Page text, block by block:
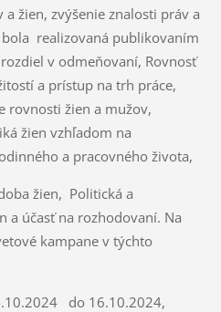
žien, zvýšenie znalosti práv a
realizovaná publikovaním
v odmeňovaní, Rovnosť
a prístup na trh práce,
rovnosti žien a mužov,
žien vzhľadom na
a pracovného života,
žien, Politická a
a účasť na rozhodovaní. Na
kampane v týchto
do 16.10.2024,